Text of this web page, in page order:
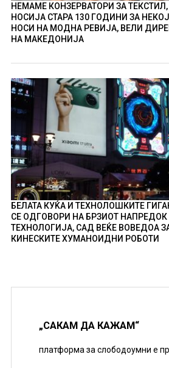
НЕМАМЕ КОНЗЕРВАТОРИ ЗА ТЕКСТИЛ,
НОСИЈА СТАРА 130 ГОДИНИ ЗА
НОСИ НА МОДНА РЕВИЈА, ВЕЛИ
НА МАКЕДОНИЈА
БЕЛАТА КУЌА И ТЕХНОЛОШКИТЕ
СЕ ОДГОВОРИ НА БРЗИОТ НАПРЕДОК
ТЕХНОЛОГИЈА, САД ВЕЌЕ ВОВЕДОА
КИНЕСКИТЕ ХУМАНОИДНИ РОБОТИ
„САКАМ ДА КАЖАМ“
платформа за слободоумни е